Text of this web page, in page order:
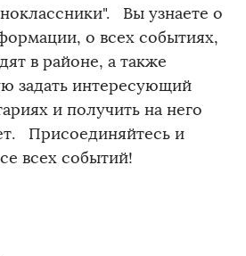
Вы узнаете о
о всех событиях,
в районе, а также
задать интересующий
и получить на него
Присоединяйтесь и
всех событий!